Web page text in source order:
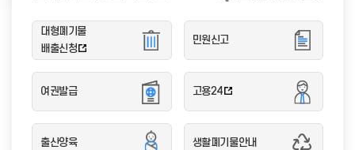
대형폐기물
배출신청
민원신고
여권발급 고용24
출산양육 생활폐기물안내